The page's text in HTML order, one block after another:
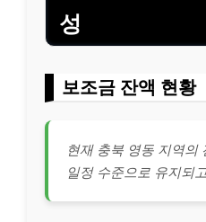
성
보조금 잔액 현황
현재 충북 영동 지역의
일정 수준으로 유지되